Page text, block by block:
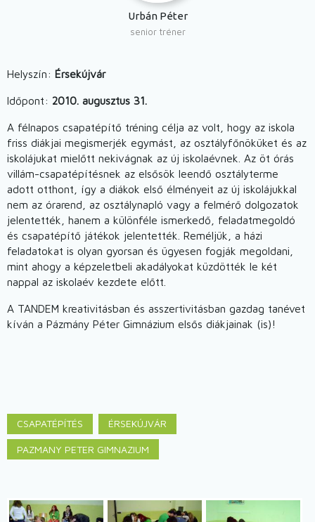
Urbán Péter
senior tréner
Helyszín: Érsekújvár
Időpont: 2010. augusztus 31.
A félnapos csapatépítő tréning célja az volt, hogy az iskola
friss diákjai megismerjék egymást, az osztályfőnöküket és az
iskolájukat mielőtt nekivágnak az új iskolaévnek. Az öt órás
villám-csapatépítésnek az elsősök leendő osztályterme
adott otthont, így a diákok első élményeit az új iskolájukkal
nem az órarend, az osztálynapló vagy a felmérő dolgozatok
jelentették, hanem a különféle ismerkedő, feladatmegoldó
és csapatépítő játékok jelentették. Reméljük, a házi
feladatokat is olyan gyorsan és ügyesen fogják megoldani,
mint ahogy a képzeletbeli akadályokat küzdötték le két
nappal az iskolaév kezdete előtt.
A TANDEM kreativitásban és asszertivitásban gazdag tanévet
kíván a Pázmány Péter Gimnázium elsős diákjainak (is)!
CSAPATÉPÍTÉS ÉRSEKÚJVÁR
PAZMANY PETER GIMNAZIUM